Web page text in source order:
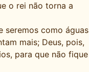
o rei não torna a
seremos como águas
mais; Deus, pois,
para que não fique